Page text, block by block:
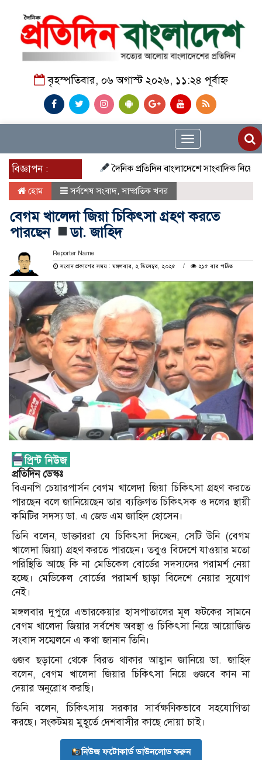
বৃহস্পতিবার, ০৬ অগাস্ট ২০২৬, ১১:২৪ পূর্বাহ্ন
Toggle
navigation
বিজ্ঞাপন :
দৈনিক প্রতিদিন বাংলাদেশে সাংবাদিক নিয়োগ
হোম সর্বশেষ সংবাদ,সাম্প্রতিক খবর
বেগম খালেদা জিয়া চিকিৎসা গ্রহণ করতে
পারছেন
ডা. জাহিদ
Reporter Name
সংবাদ প্রকাশের সময় : মঙ্গলবার, ২ ডিসেম্বর, ২০২৫
২১৫ বার পঠিত
প্রতিদিন ডেস্কঃ
বিএনপি চেয়ারপার্সন বেগম খালেদা জিয়া চিকিৎসা গ্রহণ করতে
পারছেন বলে জানিয়েছেন তার ব্যক্তিগত চিকিৎসক ও দলের স্থায়ী
কমিটির সদস্য ডা. এ জেড এম জাহিদ হোসেন।
তিনি বলেন, ডাক্তাররা যে চিকিৎসা দিচ্ছেন, সেটি উনি (বেগম
খালেদা জিয়া) গ্রহণ করতে পারছেন। তবুও বিদেশে যাওয়ার মতো
পরিস্থিতি আছে কি না মেডিকেল বোর্ডের সদস্যদের পরামর্শ নেয়া
হচ্ছে। মেডিকেল বোর্ডের পরামর্শ ছাড়া বিদেশে নেয়ার সুযোগ
নেই।
মঙ্গলবার দুপুরে এভারকেয়ার হাসপাতালের মূল ফটকের সামনে
বেগম খালেদা জিয়ার সর্বশেষ অবস্থা ও চিকিৎসা নিয়ে আয়োজিত
সংবাদ সম্মেলনে এ কথা জানান তিনি।
গুজব ছড়ানো থেকে বিরত থাকার আহ্বান জানিয়ে ডা. জাহিদ
বলেন, বেগম খালেদা জিয়ার চিকিৎসা নিয়ে গুজবে কান না
দেয়ার অনুরোধ করছি।
তিনি বলেন, চিকিৎসায় সরকার সার্বক্ষণিকভাবে সহযোগিতা
করছে। সংকটময় মুহূর্তে দেশবাসীর কাছে দোয়া চাই।
নিউজ ফটোকার্ড ডাউনলোড করুন